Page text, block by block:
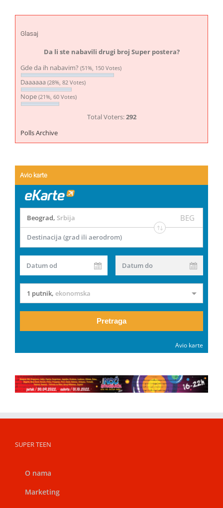
Glasaj
Da li ste nabavili drugi broj Super postera?
Gde da ih nabavim? (51%, 150 Votes)
Daaaaaa (28%, 82 Votes)
Nope (21%, 60 Votes)
Total Voters:292
Polls Archive
Avio karte
Beograd, Srbija BEG
Destinacija (grad ili aerodrom)
Datum od Datum do
1 putnik, ekonomska
Pretraga
Avio karte
SUPER TEEN
O nama
Marketing